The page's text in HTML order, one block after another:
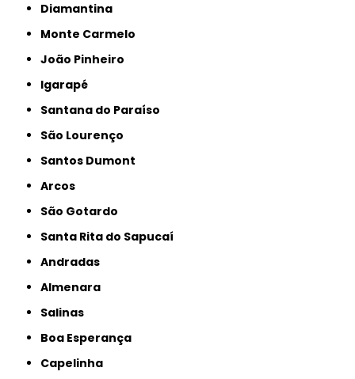
Diamantina
Monte Carmelo
João Pinheiro
Igarapé
Santana do Paraíso
São Lourenço
Santos Dumont
Arcos
São Gotardo
Santa Rita do Sapucaí
Andradas
Almenara
Salinas
Boa Esperança
Capelinha